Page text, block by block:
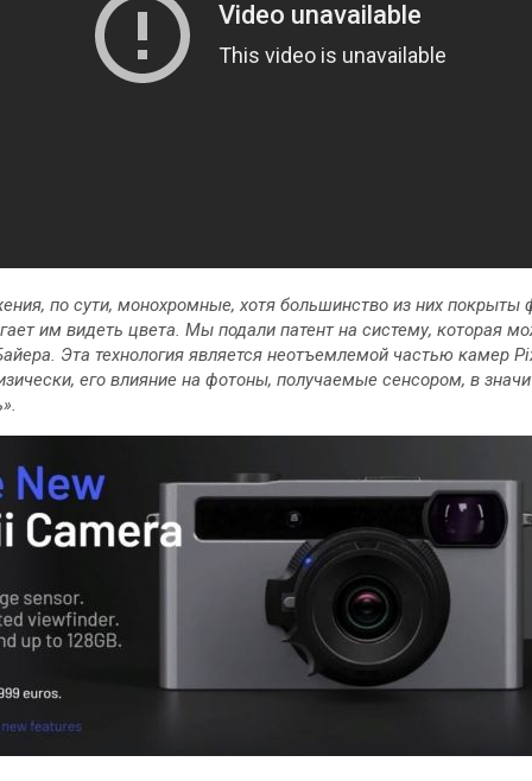
по сути, монохромные, хотя большинство из них покрыты
им видеть цвета. Мы подали патент на систему, которая
Эта технология является неотъемлемой частью камер
его влияние на фотоны, получаемые сенсором, в